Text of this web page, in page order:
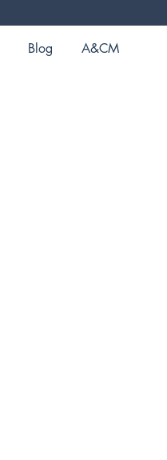
Blog A&CM